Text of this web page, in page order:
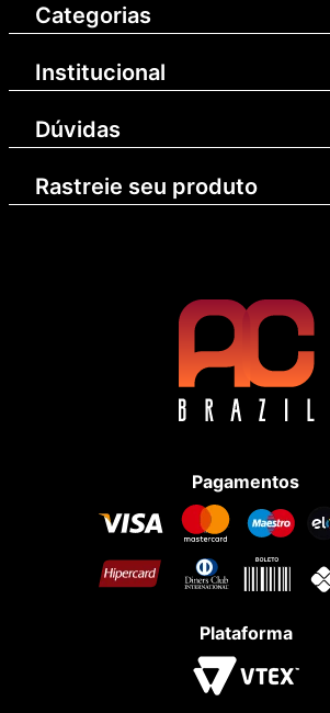
Categorias
Institucional
Dúvidas
Rastreie seu produto
Pagamentos
Plataforma